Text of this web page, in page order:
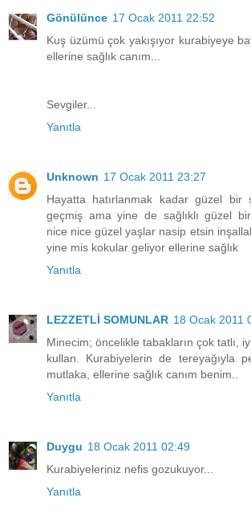
Gönülünce 17 Ocak 2011 22:52
Kuş üzümü çok yakışıyor kurabiyeye
ellerine sağlık canım...
Sevgiler...
Yanıtla
Unknown 17 Ocak 2011 23:27
Hayatta hatırlanmak kadar güzel bir
geçmiş ama yine de sağlıklı güzel
nice nice güzel yaşlar nasip etsin
yine mis kokular geliyor ellerine sağlık
Yanıtla
LEZZETLİ SOMUNLAR 18 Ocak 2011
Minecim; öncelikle tabakların çok tatlı,
kullan. Kurabiyelerin de tereyağıyla
mutlaka, ellerine sağlık canım benim..
Yanıtla
Duygu 18 Ocak 2011 02:49
Kurabiyeleriniz nefis gozukuyor...
Yanıtla